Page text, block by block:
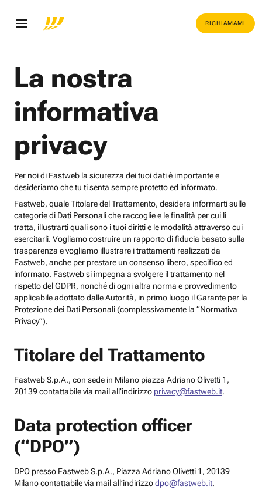
RICHIAMAMI
La nostra
informativa
privacy
Per noi di Fastweb la sicurezza dei tuoi dati è importante e
desideriamo che tu ti senta sempre protetto ed informato.
Fastweb, quale Titolare del Trattamento, desidera informarti sulle
categorie di Dati Personali che raccoglie e le finalità per cui li
tratta, illustrarti quali sono i tuoi diritti e le modalità attraverso cui
esercitarli. Vogliamo costruire un rapporto di fiducia basato sulla
trasparenza e vogliamo illustrare i trattamenti realizzati da
Fastweb, anche per prestare un consenso libero, specifico ed
informato. Fastweb si impegna a svolgere il trattamento nel
rispetto del GDPR, nonché di ogni altra norma e provvedimento
applicabile adottato dalle Autorità, in primo luogo il Garante per la
Protezione dei Dati Personali (complessivamente la “Normativa
Privacy”).
Titolare del Trattamento
Fastweb S.p.A., con sede in Milano piazza Adriano Olivetti 1,
20139 contattabile via mail all’indirizzo privacy@fastweb.it.
Data protection officer
(“DPO”)
DPO presso Fastweb S.p.A., Piazza Adriano Olivetti 1, 20139
Milano contattabile via mail all’indirizzodpo@fastweb.it.